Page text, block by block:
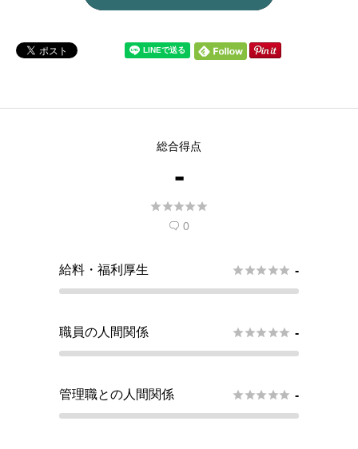
総合得点
-

 0
給料・福利厚生  -
職員の人間関係  -
管理職との人間関係  -